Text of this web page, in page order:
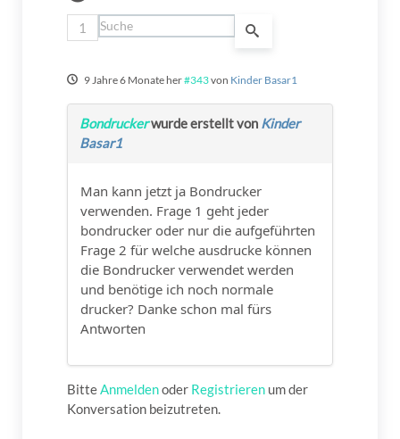
1
9 Jahre 6 Monate her#343von Kinder Basar1
Bondruckerwurde erstellt von Kinder
Basar1
Man kann jetzt ja Bondrucker
verwenden. Frage 1 geht jeder
bondrucker oder nur die aufgeführten
Frage 2 für welche ausdrucke können
die Bondrucker verwendet werden
und benötige ich noch normale
drucker? Danke schon mal fürs
Antworten
BitteAnmeldenoder Registrieren um der
Konversation beizutreten.